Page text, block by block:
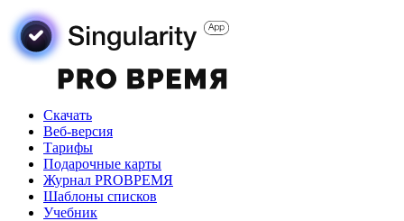
Скачать
Веб-версия
Тарифы
Подарочные карты
Журнал PROВРЕМЯ
Шаблоны списков
Учебник